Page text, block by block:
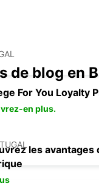
de blog en
For You Loyalty
en plus.
les avantages